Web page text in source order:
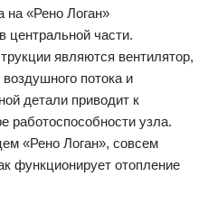
на «Рено Логан»
центральной части.
являются вентилятор,
потока и
детали приводит к
работоспособности узла.
«Рено Логан», совсем
функционирует отопление